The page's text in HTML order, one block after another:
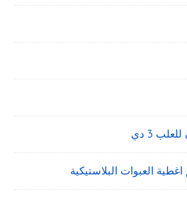
3 دي
العبوات البلاستيكية